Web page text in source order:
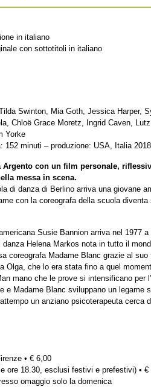
in italiano
con sottotitoli in italiano
Swinton, Mia Goth, Jessica Harper,
Chloë Grace Moretz, Ingrid Caven,
Yorke
152 minuti – produzione: USA, Italia 2018
Argento con un film personale,
messa in scena.
di danza di Berlino arriva una giovane
con la coreografa della scuola
Susie Bannion arriva nel 1977 a
danza Helena Markos nota in tutto il
coreografa Madame Blanc grazie al
Olga, che lo era stata fino a quel
mano che le prove si intensificano per
e Madame Blanc sviluppano un legame
un anziano psicoterapeuta cerca
• € 6,00
ore 18.30, esclusi festivi e prefestivi) • €
omaggio solo la domenica